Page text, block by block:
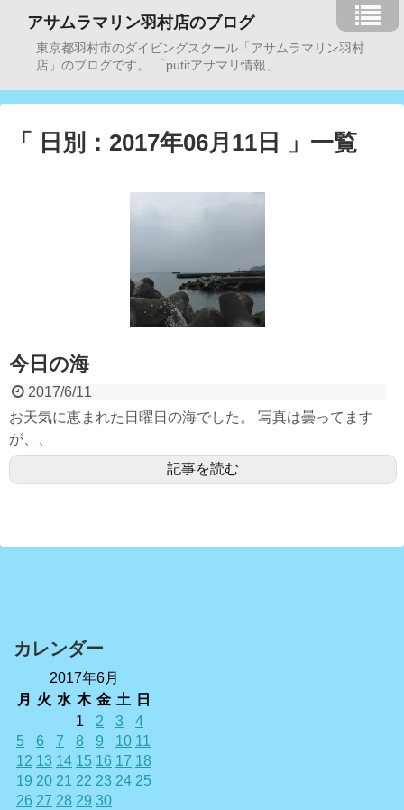
アサムラマリン羽村店のブログ
東京都羽村市のダイビングスクール「アサムラマリン羽村
店」のブログです。 「putitアサマリ情報」
「 日別：2017年06月11日 」一覧
今日の海
2017/6/11
お天気に恵まれた日曜日の海でした。 写真は曇ってます
が、、
記事を読む
カレンダー
2017年6月
月
火 水 木 金 土 日
1 2 3
4
5
6 7 8 9 10 11
12 13 14 15 16 17 18
19 20 21 22 23 24 25
26 27 28 29 30